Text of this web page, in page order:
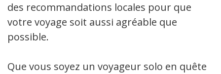
des recommandations locales pour que
votre voyage soit aussi agréable que
possible.
Que vous soyez un voyageur solo en quête